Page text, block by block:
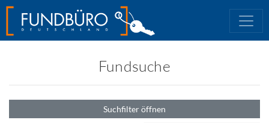
Fundsuche
Suchfilter öffnen